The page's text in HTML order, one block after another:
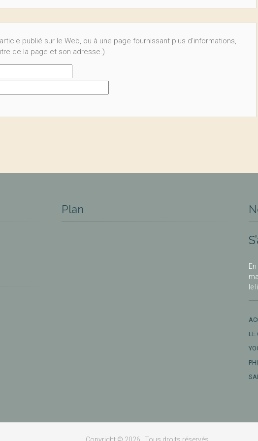
publié sur le Web, ou à une page fournissant plus d’informations,
de la page et son adresse.)
Plan
le
LE
Copyright © 2026 . Tous droits réservés.